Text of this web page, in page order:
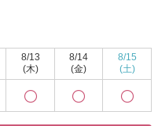
8/13
(木)
8/14
(金)
8/15
(土)